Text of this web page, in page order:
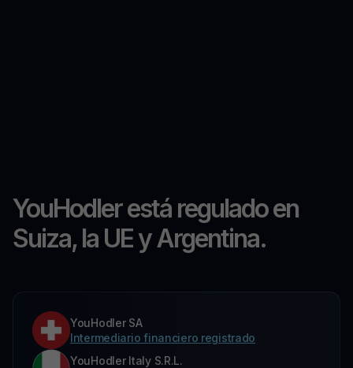
YouHodler está regulado en
Suiza, la UE y Argentina.
YouHodler SA
Intermediario financiero registrado
YouHodler Italy S.R.L.